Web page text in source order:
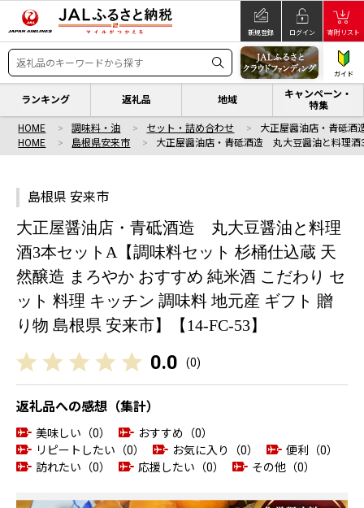
新規登録 ログイン 寄附リスト
ガイド
ランキング 返礼品 地域
キャンペーン・
特集
HOME 調味料・油 セット・詰め合わせ
大正屋醤油店・青砥
HOME
島根県安来市 大正屋醤油店・青砥酒造 丸大豆醤油と料理
島根県 安来市
大正屋醤油店・青砥酒造 丸大豆醤油と料理
酒3本セットA【調味料セット 杉桶仕込蔵 天
然醸造 まろやか おすすめ 純米酒 こだわり セ
ット 料理 キッチン 調味料 地元産 ギフト 贈
り物 島根県 安来市】【14-FC-53】
0.0 (0)
返礼品への感想（集計）
美味しい（0）
おすすめ（0）
リピートしたい（0）
お気に入り（0）
便利（0）
訪れたい（0）
応援したい（0） その他（0）